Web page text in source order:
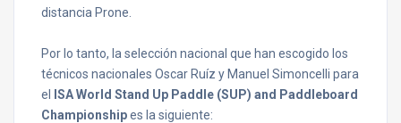
distancia Prone.
Por lo tanto, la selección nacional que han escogido los
técnicos nacionales Oscar Ruíz y Manuel Simoncelli para
el
ISA World Stand Up Paddle (SUP) and Paddleboard
Championshipes la siguiente: